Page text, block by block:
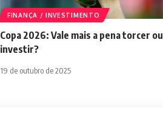
FINANÇA / INVESTIMENTO
Copa 2026: Vale mais a pena torcer ou
investir?
19 de outubro de 2025